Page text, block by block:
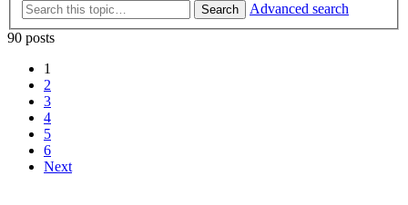
Search
Advanced search
90 posts
1
2
3
4
5
6
Next